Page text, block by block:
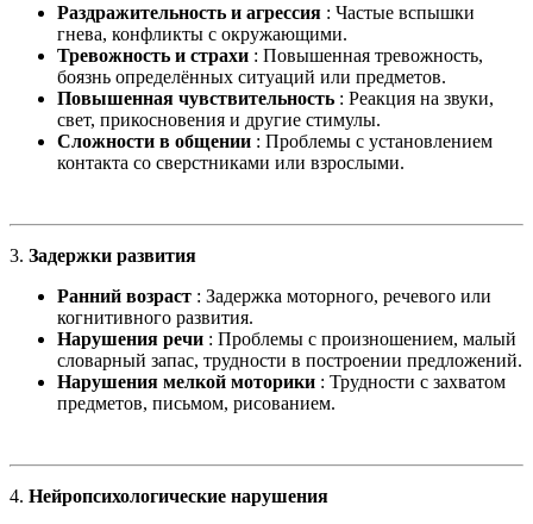
Раздражительность и агрессия : Частые вспышки
гнева, конфликты с окружающими.
Тревожность и страхи : Повышенная тревожность,
боязнь определённых ситуаций или предметов.
Повышенная чувствительность : Реакция на звуки,
свет, прикосновения и другие стимулы.
Сложности в общении : Проблемы с установлением
контакта со сверстниками или взрослыми.
3. Задержки развития
Ранний возраст : Задержка моторного, речевого или
когнитивного развития.
Нарушения речи : Проблемы с произношением, малый
словарный запас, трудности в построении предложений.
Нарушения мелкой моторики : Трудности с захватом
предметов, письмом, рисованием.
4. Нейропсихологические нарушения